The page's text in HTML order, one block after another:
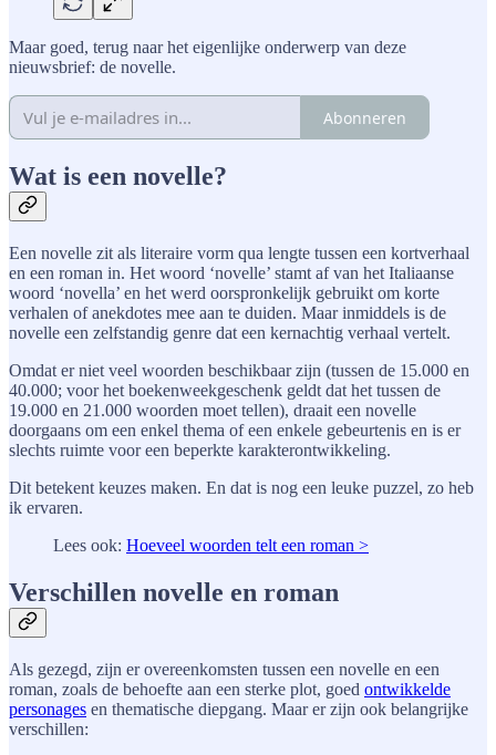
Maar goed, terug naar het eigenlijke onderwerp van deze
nieuwsbrief: de novelle.
Abonneren
Wat is een novelle?
Een novelle zit als literaire vorm qua lengte tussen een kortverhaal
en een roman in. Het woord ‘novelle’ stamt af van het Italiaanse
woord ‘novella’ en het werd oorspronkelijk gebruikt om korte
verhalen of anekdotes mee aan te duiden. Maar inmiddels is de
novelle een zelfstandig genre dat een kernachtig verhaal vertelt.
Omdat er niet veel woorden beschikbaar zijn (tussen de 15.000 en
40.000; voor het boekenweekgeschenk geldt dat het tussen de
19.000 en 21.000 woorden moet tellen), draait een novelle
doorgaans om een enkel thema of een enkele gebeurtenis en is er
slechts ruimte voor een beperkte karakterontwikkeling.
Dit betekent keuzes maken. En dat is nog een leuke puzzel, zo heb
ik ervaren.
Lees ook: Hoeveel woorden telt een roman >
Verschillen novelle en roman
Als gezegd, zijn er overeenkomsten tussen een novelle en een
roman, zoals de behoefte aan een sterke plot, goed ontwikkelde
personages en thematische diepgang. Maar er zijn ook belangrijke
verschillen: